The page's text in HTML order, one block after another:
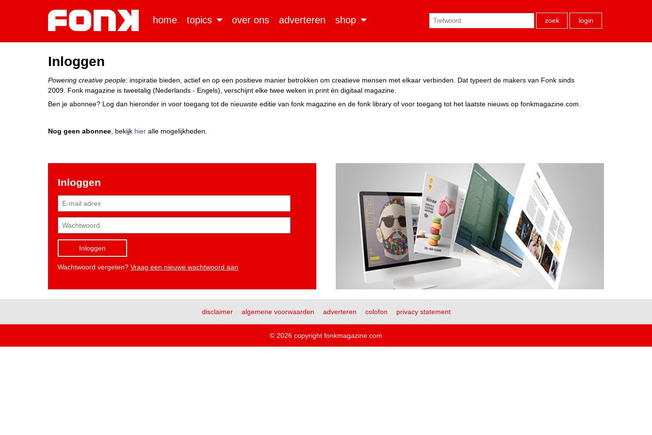
home topics over ons adverteren shop zoek login
Inloggen
Powering creative people: inspiratie bieden, actief en op een positieve manier betrokken om creatieve mensen met elkaar verbinden. Dat typeert de makers van Fonk sinds
2009. Fonk magazine is tweetalig (Nederlands - Engels), verschijnt elke twee weken in print èn digitaal magazine.
Ben je abonnee? Log dan hieronder in voor toegang tot de nieuwste editie van fonk magazine en de fonk library of voor toegang tot het laatste nieuws op fonkmagazine.com.
Nog geen abonnee , bekijk hier alle mogelijkheden.
Inloggen
Inloggen
Wachtwoord vergeten? Vraag een nieuwe wachtwoord aan
disclaimer algemene voorwaarden adverteren colofon privacy statement
© 2026 copyright fonkmagazine.com